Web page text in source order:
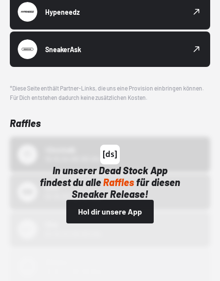
Hypeneedz
SneakerAsk
*Diese Seite enthält Partner-Links, die uns eine Provision einbringen können.
Für Dich entstehen dadurch keine zusätzlichen Kosten.
Raffles
In unserer Dead Stock App
findest du alleRafflesfür diesen
Sneaker Release!
Hol dir unsere App
Bstn
01.10.22 00:00 Uhr